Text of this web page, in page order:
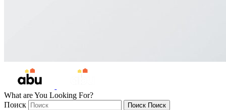
What are You Looking For?
Поиск
Поиск Поиск